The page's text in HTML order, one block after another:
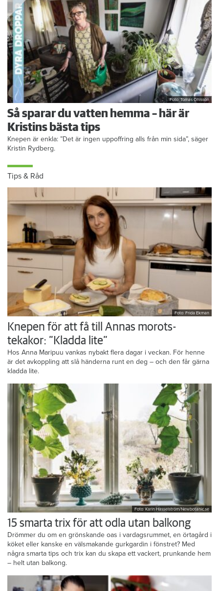
Foto: Tomas Ohlsson
Så sparar du vatten hemma – här är
Kristins bästa tips
Knepen är enkla: ”Det är ingen uppoffring alls från min sida”, säger
Kristin Rydberg.
Tips & Råd
Foto: Frida Ekman
Knepen för att få till Annas morots-
tekakor: ”Kladda lite”
Hos Anna Maripuu vankas nybakt flera dagar i veckan. För henne
är det avkoppling att slå händerna runt en deg – och den får gärna
kladda lite.
Foto: Karin Hasselström/Newbotanic.se
15 smarta trix för att odla utan balkong
Drömmer du om en grönskande oas i vardagsrummet, en örtagård i
köket eller kanske en välsmakande gurkgardin i fönstret? Med
några smarta tips och trix kan du skapa ett vackert, prunkande hem
– helt utan balkong.